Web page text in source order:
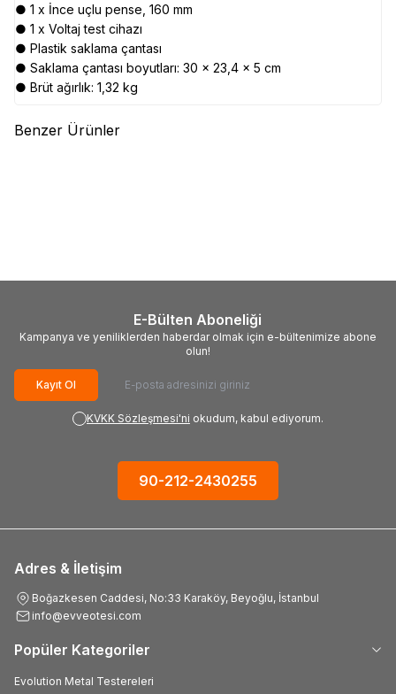
● 1 x İnce uçlu pense, 160 mm
● 1 x Voltaj test cihazı
● Plastik saklama çantası
● Saklama çantası boyutları: 30 x 23,4 x 5 cm
● Brüt ağırlık: 1,32 kg
Benzer Ürünler
E-Bülten Aboneliği
Kampanya ve yeniliklerden haberdar olmak için e-bültenimize abone
olun!
Kayıt Ol
KVKK Sözleşmesi'ni okudum, kabul ediyorum.
90-212-2430255
Adres & İletişim
Boğazkesen Caddesi, No:33 Karaköy, Beyoğlu, İstanbul
info@evveotesi.com
Popüler Kategoriler
Evolution Metal Testereleri